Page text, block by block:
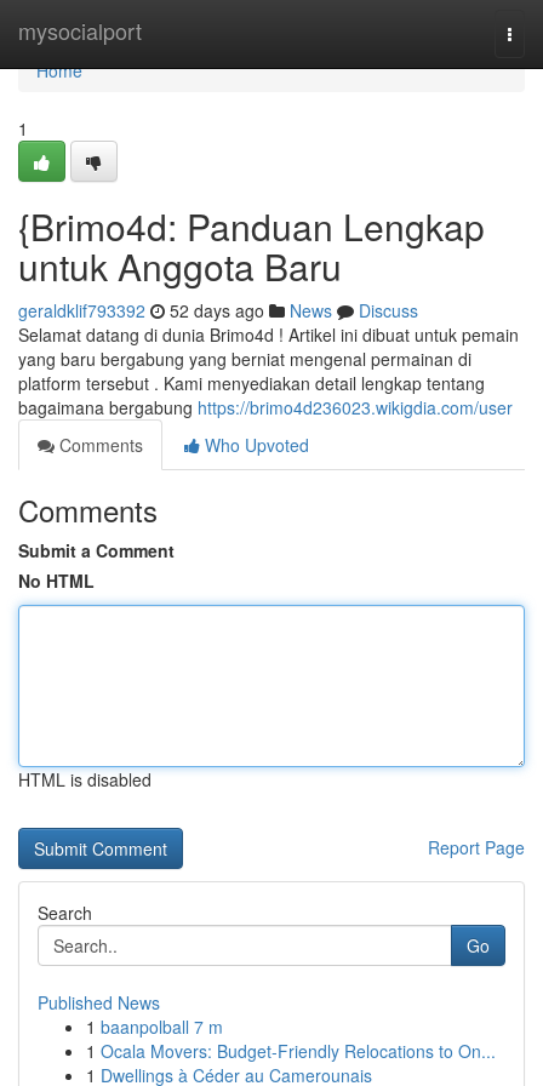
mysocialport
Home
Home
1
{Brimo4d: Panduan Lengkap
untuk Anggota Baru
geraldklif793392 52 days ago News
Discuss
Selamat datang di dunia Brimo4d ! Artikel ini dibuat untuk pemain
yang baru bergabung yang berniat mengenal permainan di
platform tersebut . Kami menyediakan detail lengkap tentang
bagaimana bergabung https://brimo4d236023.wikigdia.com/user
Comments
Who Upvoted
Comments
Submit a Comment
No HTML
HTML is disabled
Report Page
Search
Go
Published News
1 baanpolball 7 m
1 Ocala Movers: Budget-Friendly Relocations to On...
1 Dwellings à Céder au Camerounais